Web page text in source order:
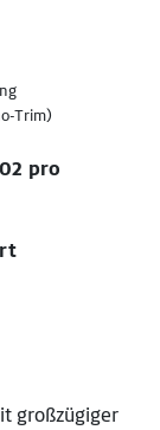
Trim)
pro
großzügiger